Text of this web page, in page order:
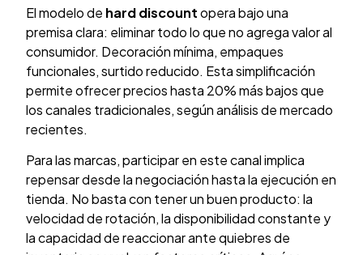
El modelo de hard discountopera bajo una
premisa clara: eliminar todo lo que no agrega valor al
consumidor. Decoración mínima, empaques
funcionales, surtido reducido. Esta simplificación
permite ofrecer precios hasta 20% más bajos que
los canales tradicionales, según análisis de mercado
recientes.
Para las marcas, participar en este canal implica
repensar desde la negociación hasta la ejecución en
tienda. No basta con tener un buen producto: la
velocidad de rotación, la disponibilidad constante y
la capacidad de reaccionar ante quiebres de